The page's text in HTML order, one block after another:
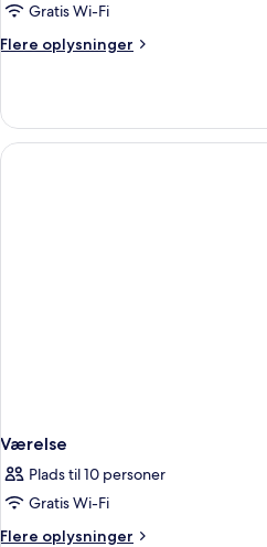
Gratis Wi-Fi
Flere oplysninger
Flere
Værelse
Plads til 10 personer
Gratis Wi-Fi
Flere oplysninger
Flere